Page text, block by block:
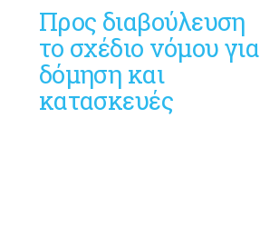
Προς διαβούλευση
το σχέδιο νόμου για
δόμηση και
κατασκευές